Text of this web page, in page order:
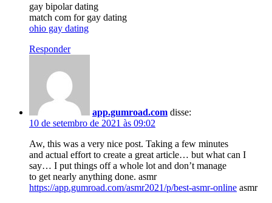
gay bipolar dating
match com for gay dating
ohio gay dating
Responder
app.gumroad.com disse:
10 de setembro de 2021 às 09:02
Aw, this was a very nice post. Taking a few minutes
and actual effort to create a great article… but what can I
say… I put things off a whole lot and don’t manage
to get nearly anything done. asmr
https://app.gumroad.com/asmr2021/p/best-asmr-online asmr